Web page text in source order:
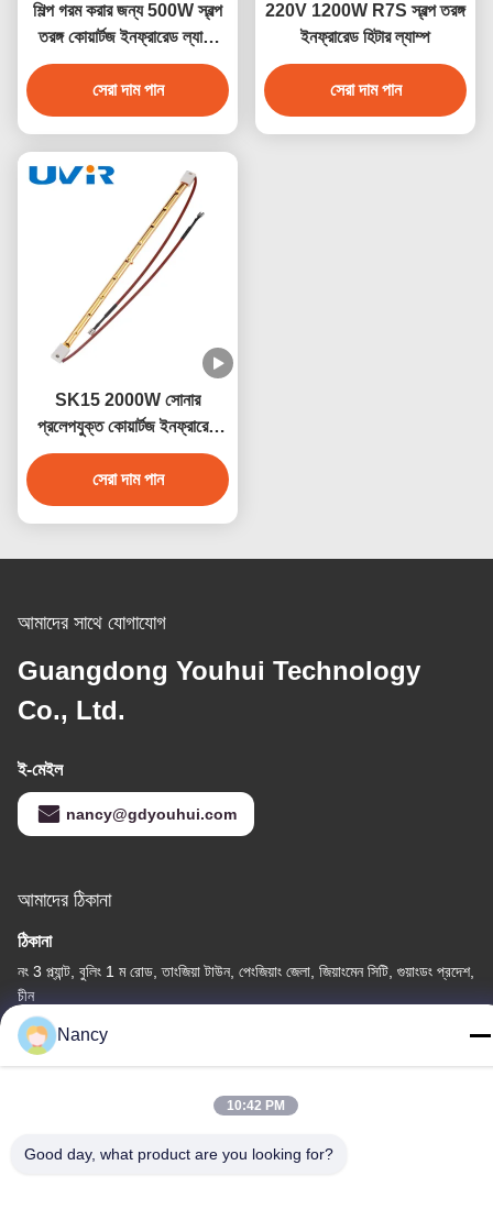
শিল্প গরম করার জন্য 500W স্বল্প
তরঙ্গ কোয়ার্টজ ইনফ্রারেড ল্যাম্প
230V
সেরা দাম পান
220V 1200W R7S স্বল্প তরঙ্গ
ইনফ্রারেড হিটার ল্যাম্প
সেরা দাম পান
SK15 2000W সোনার
প্রলেপযুক্ত কোয়ার্টজ ইনফ্রারেড
হিটার ল্যাম্প, যা সওনার জন্য ব্যবহৃত
হয়
সেরা দাম পান
আমাদের সাথে যোগাযোগ
Guangdong Youhui Technology
Co., Ltd.
ই-মেইল
nancy@gdyouhui.com
আমাদের ঠিকানা
ঠিকানা
নং 3 প্ল্যান্ট, বুলিং 1 ম রোড, তাংজিয়া টাউন, পেংজিয়াং জেলা, জিয়াংমেন সিটি, গুয়াংডং প্রদেশ,
চীন
টেলিফোন
86-0750-3210960
Nancy
10:42 PM
Good day, what product are you looking for?